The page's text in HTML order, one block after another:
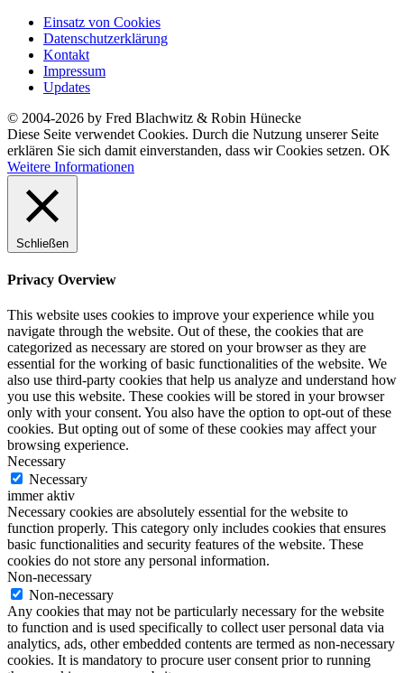
Einsatz von Cookies
Datenschutzerklärung
Kontakt
Impressum
Updates
© 2004-2026 by Fred Blachwitz & Robin Hünecke
Diese Seite verwendet Cookies. Durch die Nutzung unserer Seite
erklären Sie sich damit einverstanden, dass wir Cookies setzen. OK
Weitere Informationen
Schließen
Privacy Overview
This website uses cookies to improve your experience while you
navigate through the website. Out of these, the cookies that are
categorized as necessary are stored on your browser as they are
essential for the working of basic functionalities of the website. We
also use third-party cookies that help us analyze and understand how
you use this website. These cookies will be stored in your browser
only with your consent. You also have the option to opt-out of these
cookies. But opting out of some of these cookies may affect your
browsing experience.
Necessary
Necessary
immer aktiv
Necessary cookies are absolutely essential for the website to
function properly. This category only includes cookies that ensures
basic functionalities and security features of the website. These
cookies do not store any personal information.
Non-necessary
Non-necessary
Any cookies that may not be particularly necessary for the website
to function and is used specifically to collect user personal data via
analytics, ads, other embedded contents are termed as non-necessary
cookies. It is mandatory to procure user consent prior to running